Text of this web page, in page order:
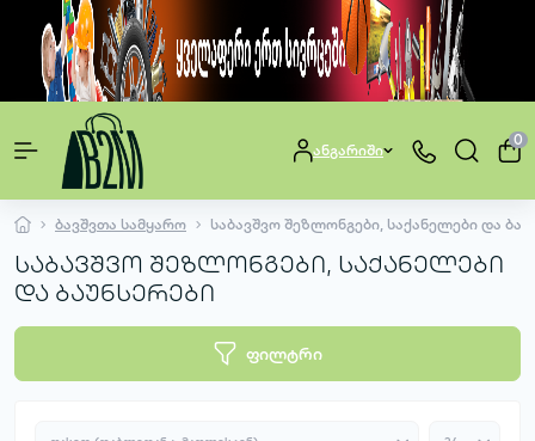
ანგარიში
0
ბავშვთა სამყარო საბავშვო შეზლონგები, საქანელები და
საბავშვო შეზლონგები, საქანელები
და ბაუნსერები
ფილტრი